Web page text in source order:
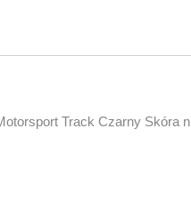
Track Czarny Skóra